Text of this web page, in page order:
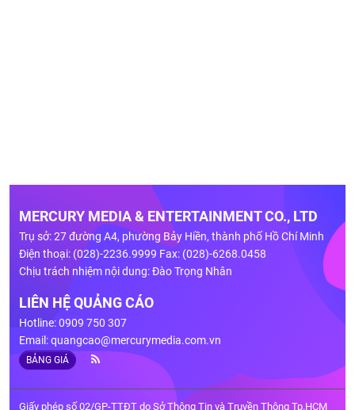
MERCURY MEDIA & ENTERTAINMENT CO., LTD
Trụ sở: 27 đường A4, phường Bảy Hiền, thành phố Hồ Chí Minh
Điện thoại: (028)-2236.9999 Fax: (028)-6268.0458
Chịu trách nhiệm nội dung: Đào Trọng Nhân
LIÊN HỆ QUẢNG CÁO
Hotline: 0909 750 307
Email:quangcao@mercurymedia.com.vn
BẢNG GIÁ
Giấy phép số 02/GP-TTĐT do Sở Thông Tin và Truyền Thông Tp.HCM